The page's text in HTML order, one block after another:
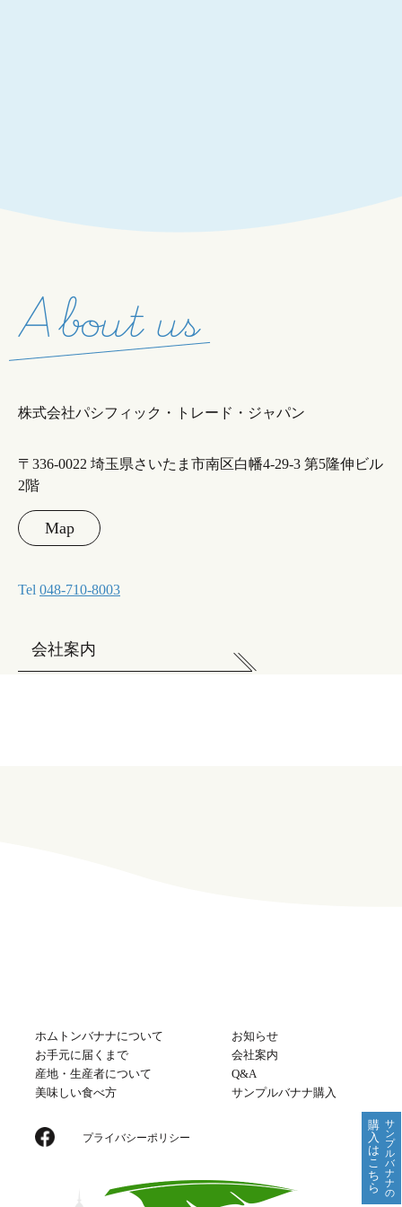
株式会社パシフィック・トレード・ジャパン
〒336-0022 埼玉県さいたま市南区白幡4-29-3 第5隆伸ビル
2階
Map
Tel 048-710-8003
会社案内
購
入
は
こ
ち
ら
サ
ン
プ
ル
バ
ナ
ナ
の
ホムトンバナナについて
お知らせ
お手元に届くまで
会社案内
産地・生産者について
Q&A
美味しい食べ方
サンプルバナナ購入
プライバシーポリシー